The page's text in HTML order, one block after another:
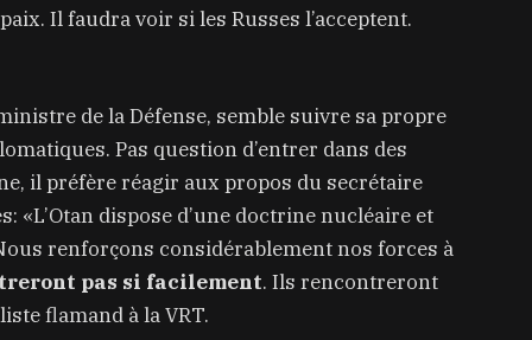
Il faudra voir si les Russes l’acceptent.
de la Défense, semble suivre sa propre
Pas question d’entrer dans des
il préfère réagir aux propos du secrétaire
«L’Otan dispose d’une doctrine nucléaire et
renforçons considérablement nos forces à
pas si facilement. Ils rencontreront
flamand à la VRT.